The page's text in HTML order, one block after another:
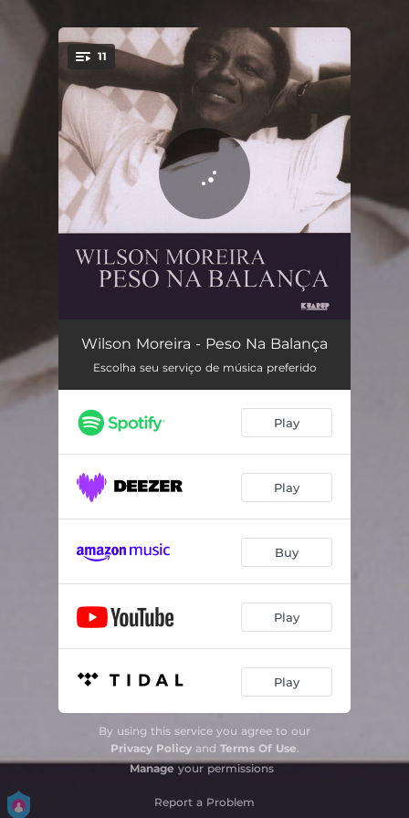
You're all set!
11
Peso Na Balança 02:59
Portela e Seus Encantos 03:38
Um Samba: Pra Ela Que Chora 02:45
Quero Você
Incompreensão 02:18
Luanda, Luandê
Já Diz o Velho Ditado 03:02
02:23
02:34
Wilson Moreira - Peso Na Balança
Escolha seu serviço de música preferido
Play
Play
Buy
Play
Play
By using this service you agree to our
Privacy Policyand Terms Of Use.
Manage your permissions
Report a Problem